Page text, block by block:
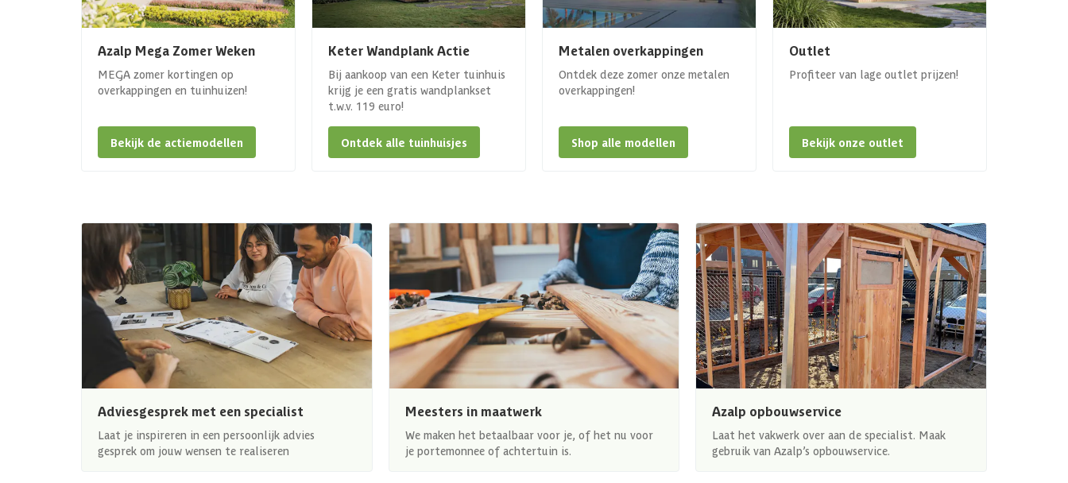
Azalp Mega Zomer Weken
MEGA zomer kortingen op
overkappingen en tuinhuizen!
Bekijk de actiemodellen
Keter Wandplank Actie
Bij aankoop van een Keter tuinhuis
krijg je een gratis wandplankset
t.w.v. 119 euro!
Ontdek alle tuinhuisjes
Metalen overkappingen
Ontdek deze zomer onze metalen
overkappingen!
Shop alle modellen
Outlet
Profiteer van lage outlet prijzen!
Bekijk onze outlet
Adviesgesprek met een specialist
Laat je inspireren in een persoonlijk advies
gesprek om jouw wensen te realiseren
Meesters in maatwerk
We maken het betaalbaar voor je, of het nu voor
je portemonnee of achtertuin is.
Azalp opbouwservice
Laat het vakwerk over aan de specialist. Maak
gebruik van Azalp’s opbouwservice.